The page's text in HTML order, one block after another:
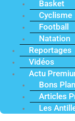
Basket
Cyclisme
Football
Natation
Reportages
Vidéos
Actu
Bons
Articles
Les